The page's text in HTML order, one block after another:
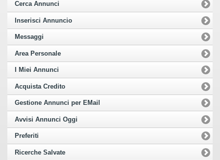
Cerca Annunci
Inserisci Annuncio
Messaggi
Area Personale
I Miei Annunci
Acquista Credito
Gestione Annunci per EMail
Avvisi Annunci Oggi
Preferiti
Ricerche Salvate